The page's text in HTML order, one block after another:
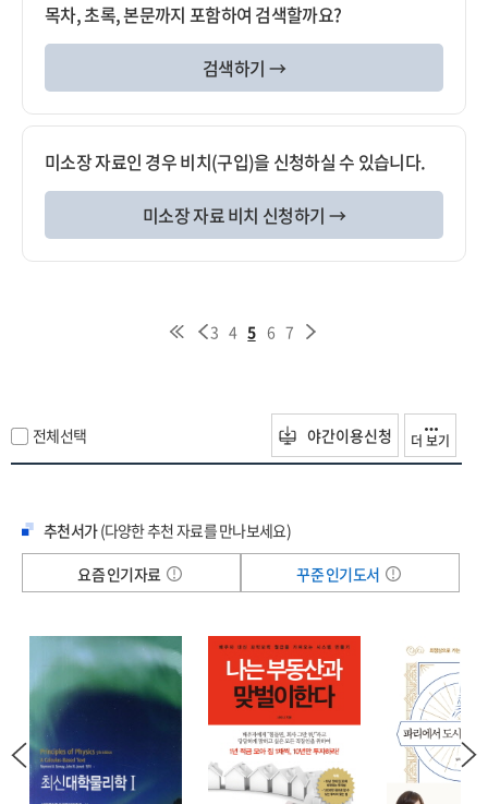
목차, 초록, 본문까지 포함하여 검색할까요?
검색하기 →
미소장 자료인 경우 비치(구입)을 신청하실 수 있습니다.
미소장 자료 비치 신청하기 →
3 4 5 6 7
전체선택 야간이용신청 더 보기
추천서가(다양한 추천 자료를 만나보세요)
요즘 인기자료
꾸준 인기도서